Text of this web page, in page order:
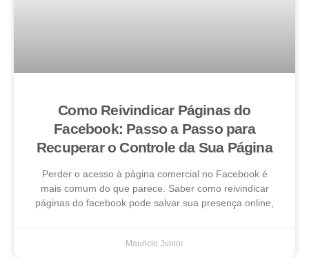
Como Reivindicar Páginas do
Facebook: Passo a Passo para
Recuperar o Controle da Sua Página
Perder o acesso à página comercial no Facebook é
mais comum do que parece. Saber como reivindicar
páginas do facebook pode salvar sua presença online,
Mauricio Junior